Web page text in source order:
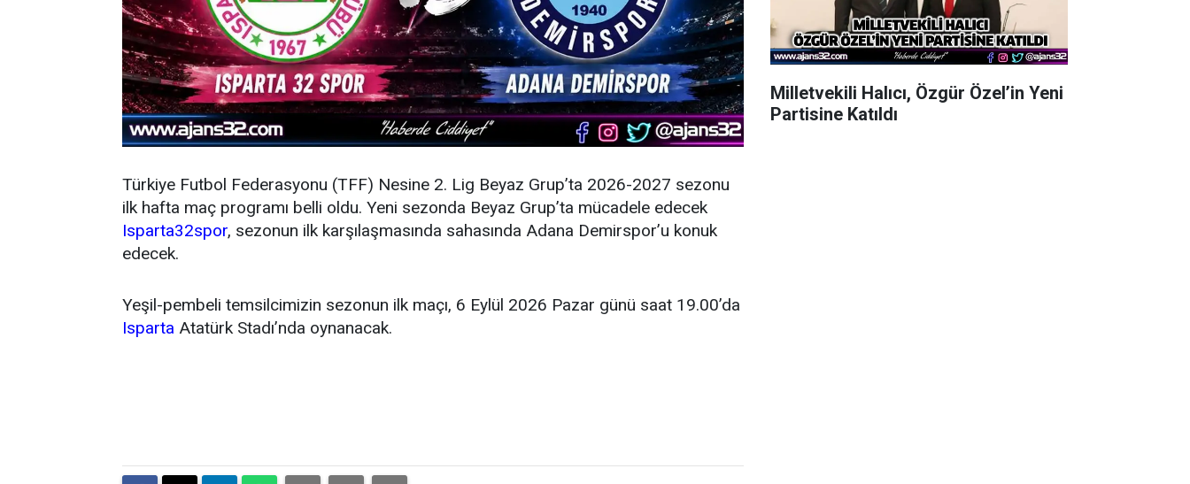
Türkiye Futbol Federasyonu (TFF) Nesine 2. Lig Beyaz Grup’ta 2026-2027 sezonu
ilk hafta maç programı belli oldu. Yeni sezonda Beyaz Grup’ta mücadele edecek
Isparta32spor, sezonun ilk karşılaşmasında sahasında Adana Demirspor’u konuk
edecek.
Yeşil-pembeli temsilcimizin sezonun ilk maçı, 6 Eylül 2026 Pazar günü saat 19.00’da
Isparta Atatürk Stadı’nda oynanacak.
Milletvekili Halıcı, Özgür Özel’in Yeni
Partisine Katıldı